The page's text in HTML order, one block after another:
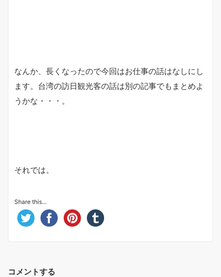
なんか、長くなったので今回はお仕事の話はなしにし
ます。台湾の訪日観光客の話は別の記事でもまとめよ
うかな・・・。
それでは。
Share this...
コメントする